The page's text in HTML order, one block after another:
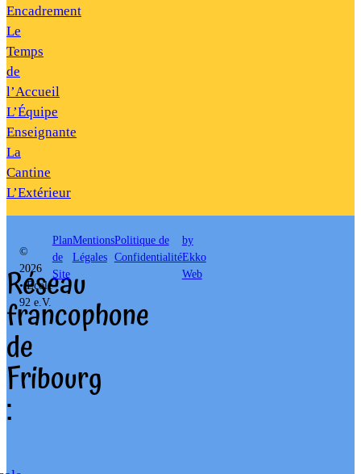
Encadrement
Le
Temps
de
l’Accueil
L’Équipe
Enseignante
La
Cantine
L’Extérieur
Réseau
francophone
de
Fribourg
:
©
2026
• École
92 e.V.
Plan
de
Site
Mentions
Légales
Politique de
Confidentialité
by
Ekko
Web